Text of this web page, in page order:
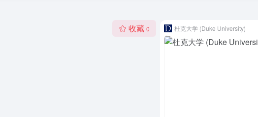
收藏 0 杜克大学 (Duke University)